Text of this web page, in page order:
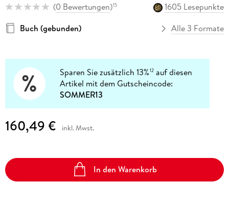
(0 Bewertungen)15
1605 Lesepunkte
Buch (gebunden)
Alle 3 Formate
Sparen Sie zusätzlich 13%12 auf diesen
Artikel mit dem Gutscheincode:
SOMMER13
160,49 € inkl. Mwst.
In den Warenkorb